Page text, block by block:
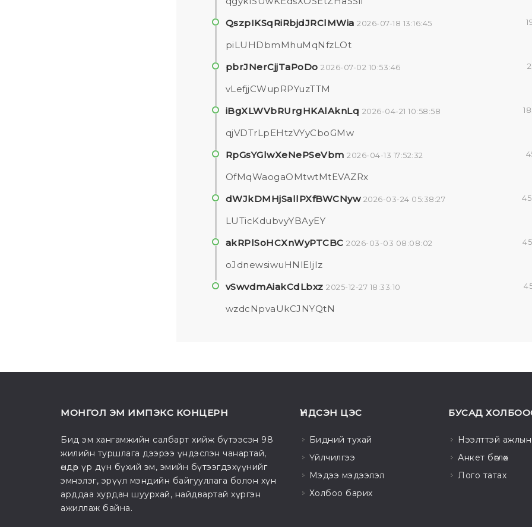
QszpIKSqRiRbjdJRClMWia 2026-07-18 13:16:45
piLUHDbmMhuMqNfzLOt
pbrJNerCjjTaPoDo 2026-07-02 10:53:46
vLefjjCWupRPYuzTTM
iBgXLWVbRUrgHKAlAknLq 2026-04-21 10:58:58
qjVDTrLpEHtzVYyCboGMw
RpGsYGlwXeNePSeVbm 2026-04-13 17:52:32
OfMqWaogaOMtwtMtEVAZRx
dWJkDMHjSallPXfBWCNyw 2026-03-24 05:38:27
LUTicKdubvyYBAyEY
akRPlSoHCXnWyPTCBC 2026-03-03 08:08:02
oJdnewsiwuHNlEIjIz
vSwvdmAiakCdLbxz 2025-12-27 18:33:10
wzdcNpvaUkCJNYQtN
МОНГОЛ ЭМ ИМПЭКС КОНЦЕРН
Бид эм хангамжийн салбарт хийж бүтээсэн 98
жилийн туршлага дээрээ үндэслэн чанартай,
өндөр үр дүн бүхий эм, эмийн бүтээгдэхүүнийг
эмнэлэг, эрүүл мэндийн байгууллага болон хүн
арддаа хурдан шуурхай, найдвартай хүргэн
ажиллаж байна.
ҮНДСЭН ЦЭС
Бидний тухай
Үйлчилгээ
Мэдээ мэдээлэл
Холбоо барих
БУСАД
Нээлттэй
Анкет бөглөх
Лого татах